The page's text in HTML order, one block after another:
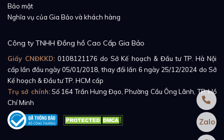
Datejust 31 278273 Mặt Số Xám Cọc Số La Mã, thì
liên hệ ngay với Gia Bảo để mua được sản phẩm với
Bảo mật
Nghĩa vụ của Gia Bảo và khách hàng
Công ty TNHH Đồng hồ Cao Cấp Gia Bảo
Giấy CNĐKKD: 0108121176 do Sở Kế hoạch & Đầu tư TP. Hà Nội
cấp lần đầu ngày 05/01/2018, thay đổi lần 6 ngày 25/12/2024 do Sở
Kế hoạch & Đầu tư TP. HCM cấp
Trụ sở chính:Số 164 Trần Hưng Đạo, Phường Cầu Ông Lãnh, TP. Hồ
Chí Minh
Zalo